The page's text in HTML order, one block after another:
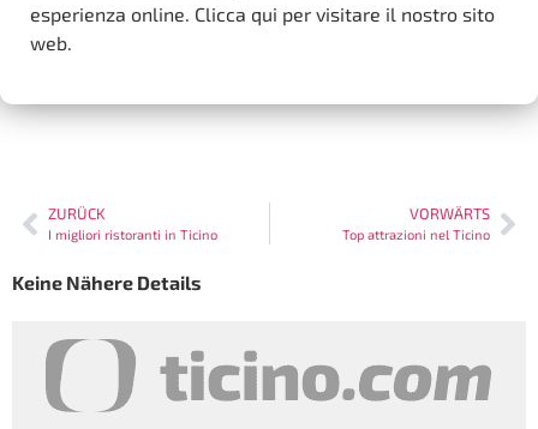
esperienza online. Clicca qui per visitare il nostro sito
web.
ZURÜCK
I migliori ristoranti in Ticino
VORWÄRTS
Top attrazioni nel Ticino
Keine Nähere Details